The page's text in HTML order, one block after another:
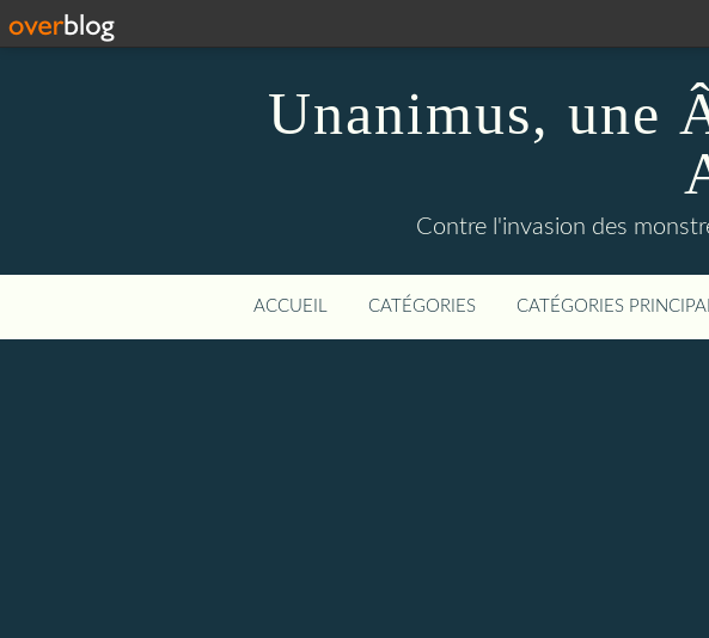
Unanimus, une
Contre l'invasion des
ACCUEIL CATÉGORIES CATÉGORIES